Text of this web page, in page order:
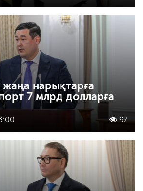
жаңа нарықтарға
7 млрд долларға
97